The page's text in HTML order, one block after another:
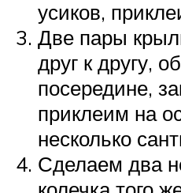
усиков,
Две пары
друг к другу,
посередине,
приклеим на
несколько
Сделаем два